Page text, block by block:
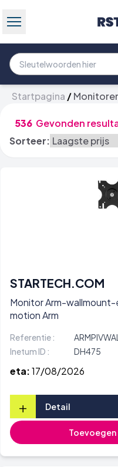
Startpagina /
536 Gevonden
Sorteer:
STARTECH.COM
Monitor Arm-
motion Arm
Referentie :
Inetum ID :
DH475
eta:17/08/2026
+ Detail
Toevoegen